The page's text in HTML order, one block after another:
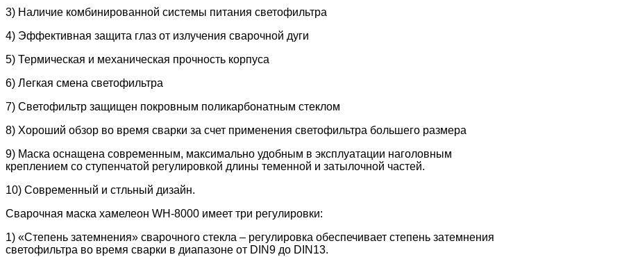
3) Наличие комбинированной системы питания светофильтра
4) Эффективная защита глаз от излучения сварочной дуги
5) Термическая и механическая прочность корпуса
6) Легкая смена светофильтра
7) Светофильтр защищен покровным поликарбонатным стеклом
8) Хороший обзор во время сварки за счет применения светофильтра большего размера
9) Маска оснащена современным, максимально удобным в эксплуатации наголовным
креплением со ступенчатой регулировкой длины теменной и затылочной частей.
10) Современный и стльный дизайн.
Сварочная маска хамелеон WH-8000 имеет три регулировки:
1) «Степень затемнения» сварочного стекла – регулировка обеспечивает степень затемнения
светофильтра во время сварки в диапазоне от DIN9 до DIN13.